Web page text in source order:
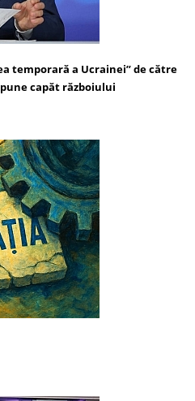
temporară a Ucrainei” de către
capăt războiului